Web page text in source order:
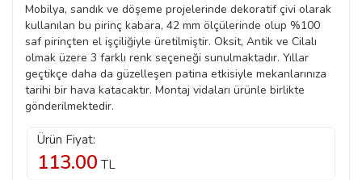
Mobilya, sandık ve döşeme projelerinde dekoratif çivi olarak
kullanılan bu pirinç kabara, 42 mm ölçülerinde olup %100
saf pirinçten el işçiliğiyle üretilmiştir. Oksit, Antik ve Cilalı
olmak üzere 3 farklı renk seçeneği sunulmaktadır. Yıllar
geçtikçe daha da güzelleşen patina etkisiyle mekanlarınıza
tarihi bir hava katacaktır. Montaj vidaları ürünle birlikte
gönderilmektedir.
Ürün Fiyat:
113.00 TL